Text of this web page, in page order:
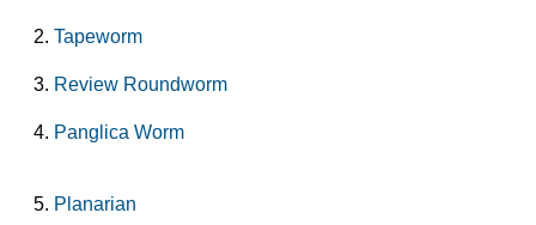
Tapeworm
Review Roundworm
Panglica Worm
Planarian